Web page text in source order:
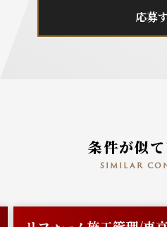
応募
条件が似
similar